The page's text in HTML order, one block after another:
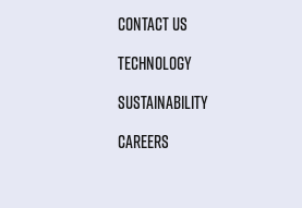
CONTACT US
TECHNOLOGY
SUSTAINABILITY
CAREERS